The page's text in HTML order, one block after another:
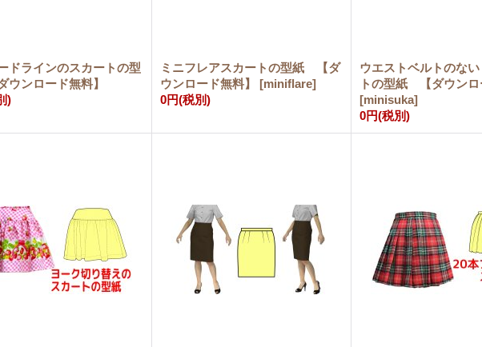
ドラインのスカートの型
ンロード無料】
)
ミニフレアスカートの型紙 【ダ
ウンロード無料】
[miniflare]
0円(税別)
ウエストベルトのな
トの型紙 【ダウンロ
[minisuka]
0円(税別)